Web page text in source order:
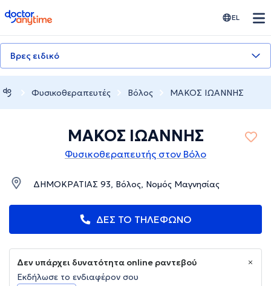
doctoranytime EL
Βρες ειδικό
Φυσικοθεραπευτές Βόλος ΜΑΚΟΣ ΙΩΑΝΝΗΣ
ΜΑΚΟΣ ΙΩΑΝΝΗΣ
Φυσικοθεραπευτής στον Βόλο
ΔΗΜΟΚΡΑΤΙΑΣ 93, Βόλος, Νομός Μαγνησίας
ΔΕΣ ΤΟ ΤΗΛΕΦΩΝΟ
Δεν υπάρχει δυνατότητα online ραντεβού
Εκδήλωσε το ενδιαφέρον σου